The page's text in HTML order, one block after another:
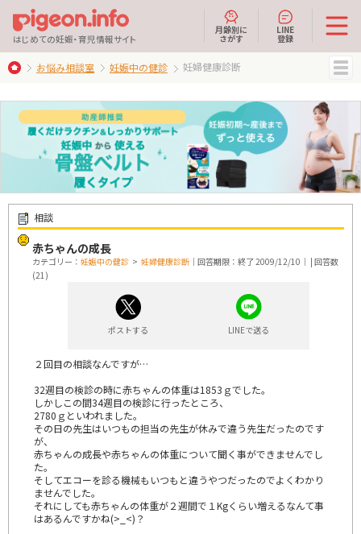
はじめての妊娠・育児情報サイト
月齢別に
さがす
LINE
登録
お悩み相談室 妊娠中の健診 妊婦健康診断
相談
赤ちゃんの成長
カテゴリー： 妊娠中の健診 > 妊婦健康診断 ｜回答期限：終了 2009/12/10｜ | 回答数
(21)
ポストする LINEで送る
２回目の相談なんですが…
32週目の検診の時に赤ちゃんの体重は1853ｇでした。
しかしこの間34週目の検診に行ったところ、
2780ｇといわれました。
その日の先生はいつもの担当の先生が休みで違う先生だったのです
が、
赤ちゃんの成長や赤ちゃんの体重について聞く事ができませんでし
た。
そしてエコーを診る機械もいつもと違うやつだったのでよくわかり
ませんでした。
それにしても赤ちゃんの体重が２週間で１Kgくらい増えるなんて事
はあるんですかね(>_<)？